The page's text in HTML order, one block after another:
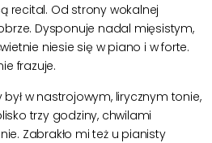
recital. Od strony wokalnej
Dysponuje nadal mięsistym,
niesie się w piano i w forte.
frazuje.
w nastrojowym, lirycznym tonie,
trzy godziny, chwilami
Zabrakło mi też u pianisty